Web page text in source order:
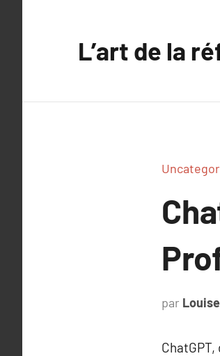
L’art de la
par